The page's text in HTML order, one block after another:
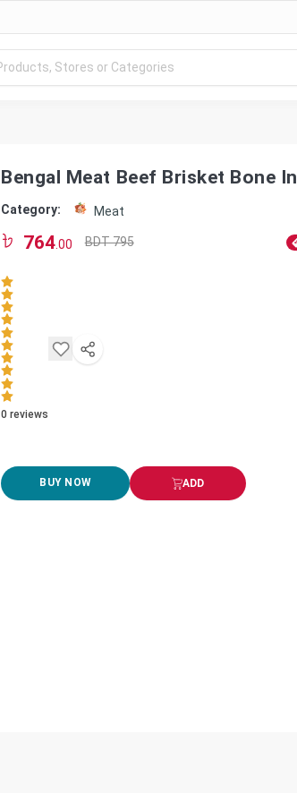
Bengal Meat Beef Brisket Bone In
Category: Meat
764.00 BDT 795
0 reviews
BUY NOW ADD